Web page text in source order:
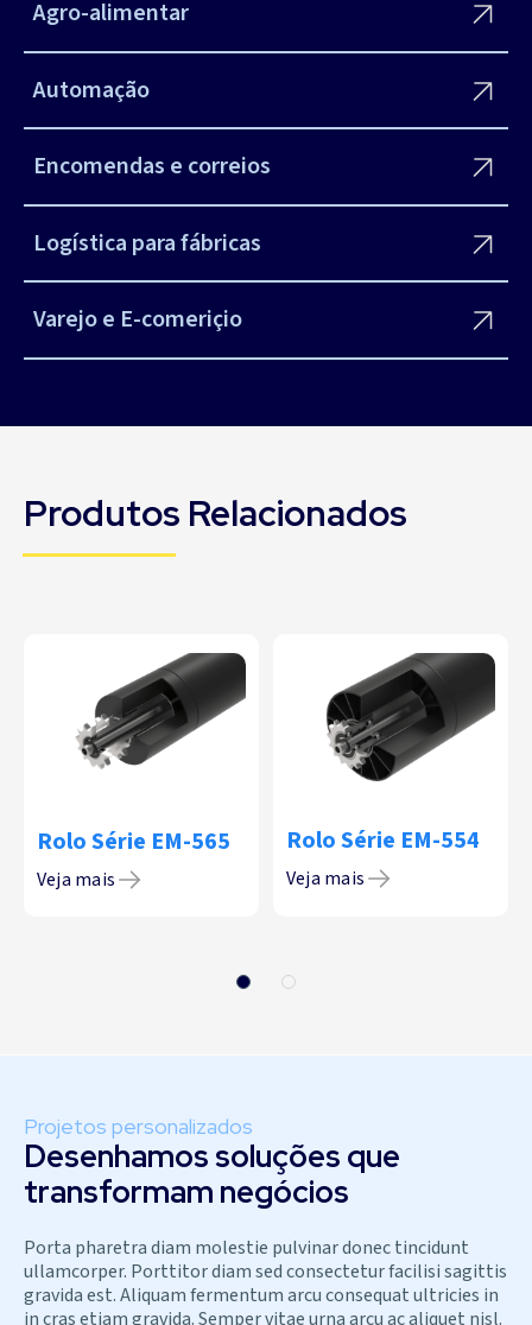
Agro-alimentar
Automação
Encomendas e correios
Logística para fábricas
Varejo e E-comeriçio
Produtos Relacionados
Rolo Série EM-565
Veja mais
Rolo Série EM-554
Veja mais
Projetos personalizados
Desenhamos soluções que
transformam negócios
Porta pharetra diam molestie pulvinar donec tincidunt
ullamcorper. Porttitor diam sed consectetur facilisi sagittis
gravida est. Aliquam fermentum arcu consequat ultricies in
in cras etiam gravida. Semper vitae urna arcu ac aliquet nisl.